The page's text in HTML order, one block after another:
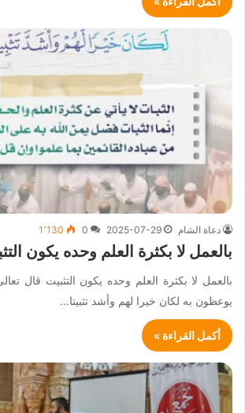
دعاة الشام 2025-07-29
0 1٬130
بالعمل لا بكثرة العلم وحده يكون
بالعمل لا بكثرة العلم وحده يكون التثبيت قال
يوعظون به لكان خيرا لهم وأشد تثبيتا…
أكمل القراءة »